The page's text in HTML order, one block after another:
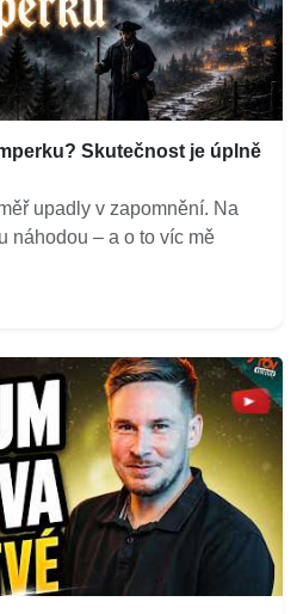
Skutečnost je úplně
upadly v zapomnění. Na
náhodou – a o to víc mě